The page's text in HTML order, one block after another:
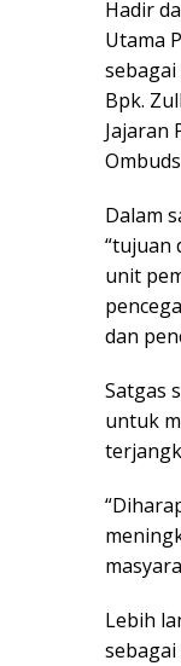
Hadir
Utama
Bpk.
Jajaran
Dalam
“tujuan
unit
dan
Satgas
untuk
Lebih